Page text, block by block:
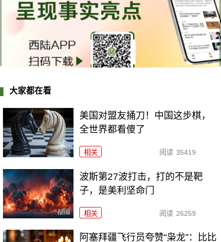
大家都在看
美国对盟友捅刀！中国这步棋，
全世界都看傻了
相关 阅读 35419
波斯第27波打击，打的不是靶
子，是美利坚命门
相关 阅读 26259
阿塞拜疆飞行员夸赞“枭龙”：比比